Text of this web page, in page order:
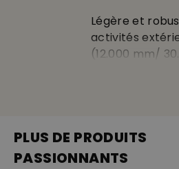
Légère et
activités
(12.000 mm/
mouvement
PLUS DE PRODUITS
PASSIONNANTS